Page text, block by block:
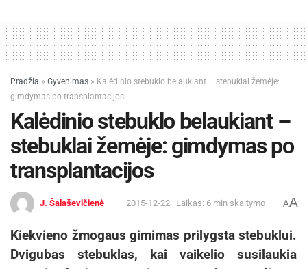
Pradžia » Gyvenimas » Kalėdinio stebuklo belaukiant – stebuklai žemėje:
gimdymas po transplantacijos
Kalėdinio stebuklo belaukiant –
stebuklai žemėje: gimdymas po
transplantacijos
J. Šalaševičienė 2015-12-22 Laikas: 6 min skaitymo AA
Kiekvieno žmogaus gimimas prilygsta stebuklui.
Dvigubas stebuklas, kai vaikelio susilaukia